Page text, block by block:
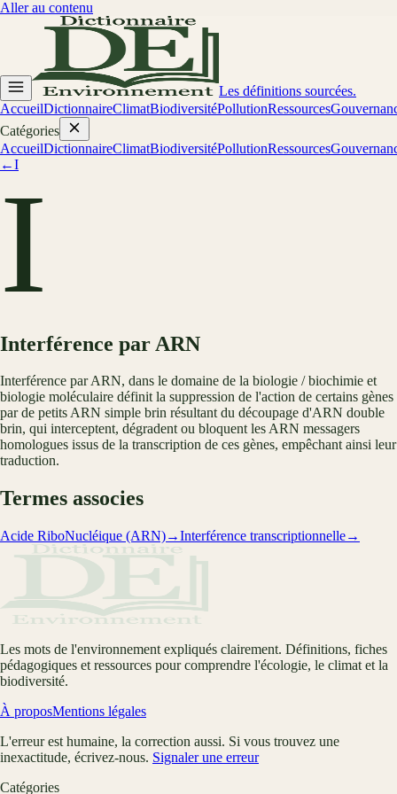
Aller au contenu
Les définitions sourcées.
AccueilDictionnaireClimatBiodiversitéPollutionRessources
Catégories
AccueilDictionnaireClimatBiodiversitéPollutionRessources
←I
I
Interférence par ARN
Interférence par ARN, dans le domaine de la biologie / biochimie et
biologie moléculaire définit la suppression de l'action de certains gènes
par de petits ARN simple brin résultant du découpage d'ARN double
brin, qui interceptent, dégradent ou bloquent les ARN messagers
homologues issus de la transcription de ces gènes, empêchant ainsi leur
traduction.
Termes associes
Acide RiboNucléique (ARN)→Interférence transcriptionnelle→
Les mots de l'environnement expliqués clairement. Définitions, fiches
pédagogiques et ressources pour comprendre l'écologie, le climat et la
biodiversité.
À proposMentions légales
L'erreur est humaine, la correction aussi. Si vous trouvez une
inexactitude, écrivez-nous. Signaler une erreur
Catégories